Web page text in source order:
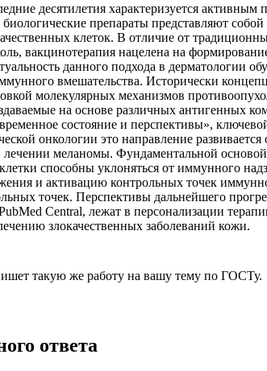
десятилетия характеризуется
препараты представляют
клеток. В отличие от
вакцинотерапия нацелена на
данного подхода в дерматологии
вмешательства. Исторически
молекулярных механизмов
на основе различных антигенных
состояние и перспективы»,
онкологии это направление
меланомы. Фундаментальной
способны уклоняться от иммунного
и активацию контрольных точек
точек. Перспективы дальнейшего
Central, лежат в персонализации
злокачественных заболеваний кожи.
такую же работу на вашу тему по ГОСТу.
ответа